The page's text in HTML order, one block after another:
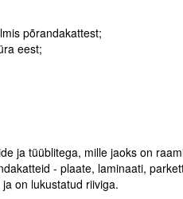
põrandakattest;
eest;
ja tüüblitega, mille jaoks on
- plaate, laminaati,
on lukustatud riiviga.